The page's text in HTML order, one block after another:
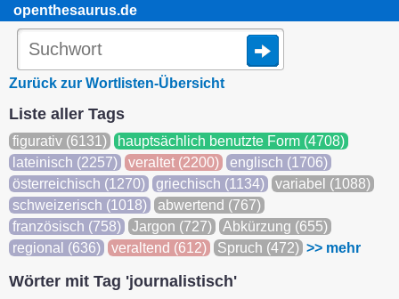
openthesaurus.de
Zurück zur Wortlisten-Übersicht
Liste aller Tags
figurativ (6131)
hauptsächlich benutzte Form (4708)
lateinisch (2257)
veraltet (2200)
englisch (1706)
österreichisch (1270)
griechisch (1134)
variabel (1088)
schweizerisch (1018)
abwertend (767)
französisch (758)
Jargon (727)
Abkürzung (655)
regional (636)
veraltend (612) Spruch (472) >> mehr
Wörter mit Tag 'journalistisch'